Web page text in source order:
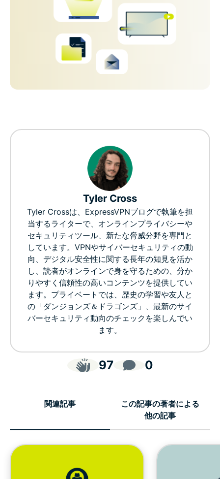
Tyler Cross
Tyler Crossは、ExpressVPNブログで執筆を担
当するライターで、オンラインプライバシーや
セキュリティツール、新たな脅威分野を専門と
しています。VPNやサイバーセキュリティの動
向、デジタル安全性に関する長年の知見を活か
し、読者がオンラインで身を守るための、分か
りやすく信頼性の高いコンテンツを提供してい
ます。プライベートでは、歴史の学習や友人と
の「ダンジョンズ＆ドラゴンズ」、最新のサイ
バーセキュリティ動向のチェックを楽しんでい
ます。
97 0
関連記事
この記事の著者による
他の記事